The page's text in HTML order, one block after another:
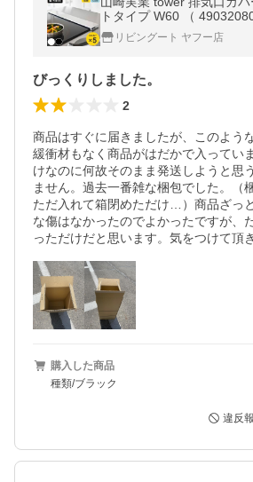
トタイプ W60 （
リーズ 幅60cm コンロ用
カバー 排気口ガード ）
リビングート ヤフー店
びっくりしました。
2
商品はすぐに届きましたが、このよう
緩衝材もなく商品がはだかで入ってい
けなのに何故そのまま発送しようと思
ません。過去一番雑な梱包でした。（
ただ入れて箱閉めただけ…）商品ざっ
な傷はなかったのでよかったですが、
っただけだと思います。気をつけて頂
購入した商品
種類/ブラック
違反